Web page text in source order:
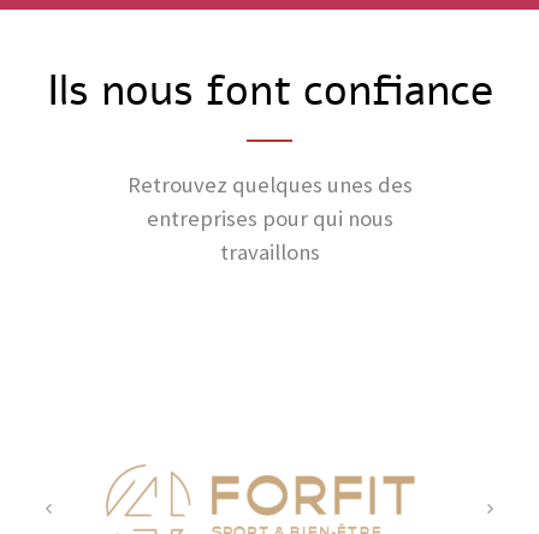
Ils nous font confiance
Retrouvez quelques unes des
entreprises pour qui nous
travaillons